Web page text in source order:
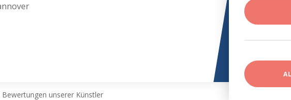
Bewertungen unserer Künstler